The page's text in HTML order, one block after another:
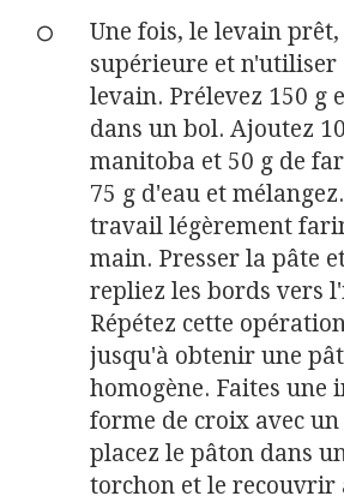
Une fois, le levain
supérieure et
levain. Prélevez 150 g
dans un bol. Ajoutez
manitoba et 50 g de
75 g d'eau et
travail légèrement
main. Presser la pâte
repliez les bords vers
Répétez cette
jusqu'à obtenir une
homogène. Faites une
forme de croix avec
placez le pâton dans
torchon et le recouvrir